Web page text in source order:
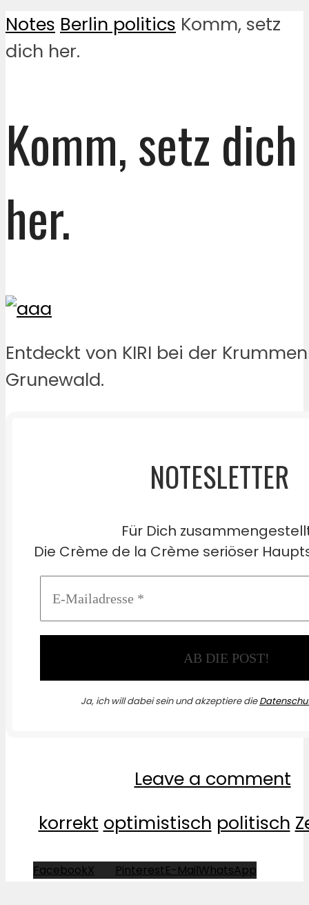
Notes Berlin politics Komm, setz
dich her.
Komm, setz dich
her.
Entdeckt von KIRI bei der
Grunewald.
NOTESLETTER
Für Dich
Die Crème de la Crème seriöser
Ja, ich will dabei sein und akzeptiere die
Leave a comment
korrekt optimistisch politisch
FacebookX PinterestE-MailWhatsApp